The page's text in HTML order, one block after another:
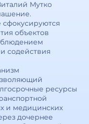
Мутко
сфокусируются
объектов
содействия
ресурсы
и медицинских
дочернее